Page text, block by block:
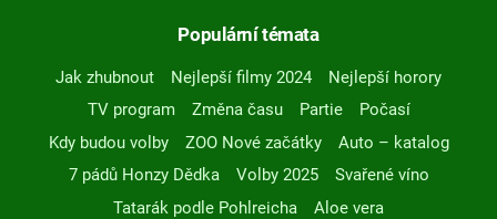
Populární témata
Jak zhubnout Nejlepší filmy 2024
Nejlepší horory
TV program
Změna času Partie
Počasí
Kdy budou volby
ZOO Nové začátky
Auto – katalog
7 pádů Honzy Dědka
Volby 2025
Svařené víno
Tatarák podle Pohlreicha
Aloe vera